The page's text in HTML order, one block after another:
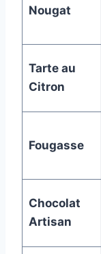
Nougat
Tarte au
Citron
Fougasse
Chocolat
Artisan